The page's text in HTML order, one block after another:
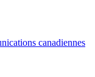
canadiennes